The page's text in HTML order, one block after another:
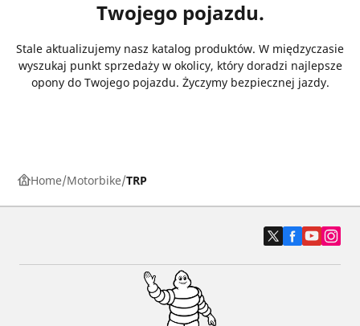
Twojego pojazdu.
Stale aktualizujemy nasz katalog produktów. W międzyczasie
wyszukaj punkt sprzedaży w okolicy, który doradzi najlepsze
opony do Twojego pojazdu. Życzymy bezpiecznej jazdy.
Home Motorbike TRP